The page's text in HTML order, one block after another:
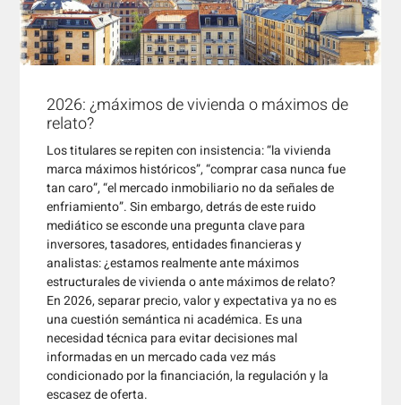
2026: ¿máximos de vivienda o máximos de
relato?
Los titulares se repiten con insistencia: “la vivienda
marca máximos históricos”, “comprar casa nunca fue
tan caro”, “el mercado inmobiliario no da señales de
enfriamiento”. Sin embargo, detrás de este ruido
mediático se esconde una pregunta clave para
inversores, tasadores, entidades financieras y
analistas: ¿estamos realmente ante máximos
estructurales de vivienda o ante máximos de relato?
En 2026, separar precio, valor y expectativa ya no es
una cuestión semántica ni académica. Es una
necesidad técnica para evitar decisiones mal
informadas en un mercado cada vez más
condicionado por la financiación, la regulación y la
escasez de oferta.